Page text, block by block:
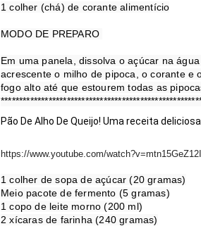
1 colher (chá) de corante alimentício
MODO DE PREPARO
Em uma panela, dissolva o açúcar na
acrescente o milho de pipoca, o corante e
fogo alto até que estourem todas as
Pão De Alho De Queijo! Uma receita
https://www.youtube.com/watch?v=mtn15GeZ12I
1 colher de sopa de açúcar (20 gramas)
Meio pacote de fermento (5 gramas)
1 copo de leite morno (200 ml)
2 xícaras de farinha (240 gramas)